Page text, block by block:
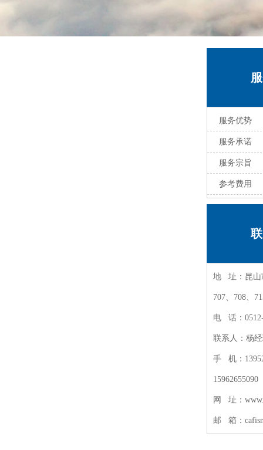
服务优势
服务承诺
服务宗旨
参考费用
地 址：昆山
707、708、
电 话：
联系人：杨
手 机：
15962655090
网 址：
邮 箱：